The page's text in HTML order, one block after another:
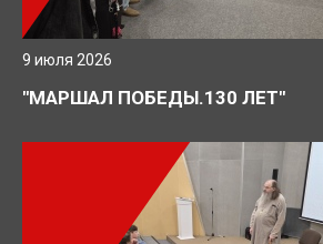
9 июля 2026
"МАРШАЛ ПОБЕДЫ.130 ЛЕТ"